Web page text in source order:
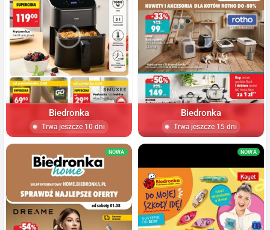
Biedronka
Trwa jeszcze 10 dni
Biedronka
Trwa jeszcze 15 dni
NOWA NOWA